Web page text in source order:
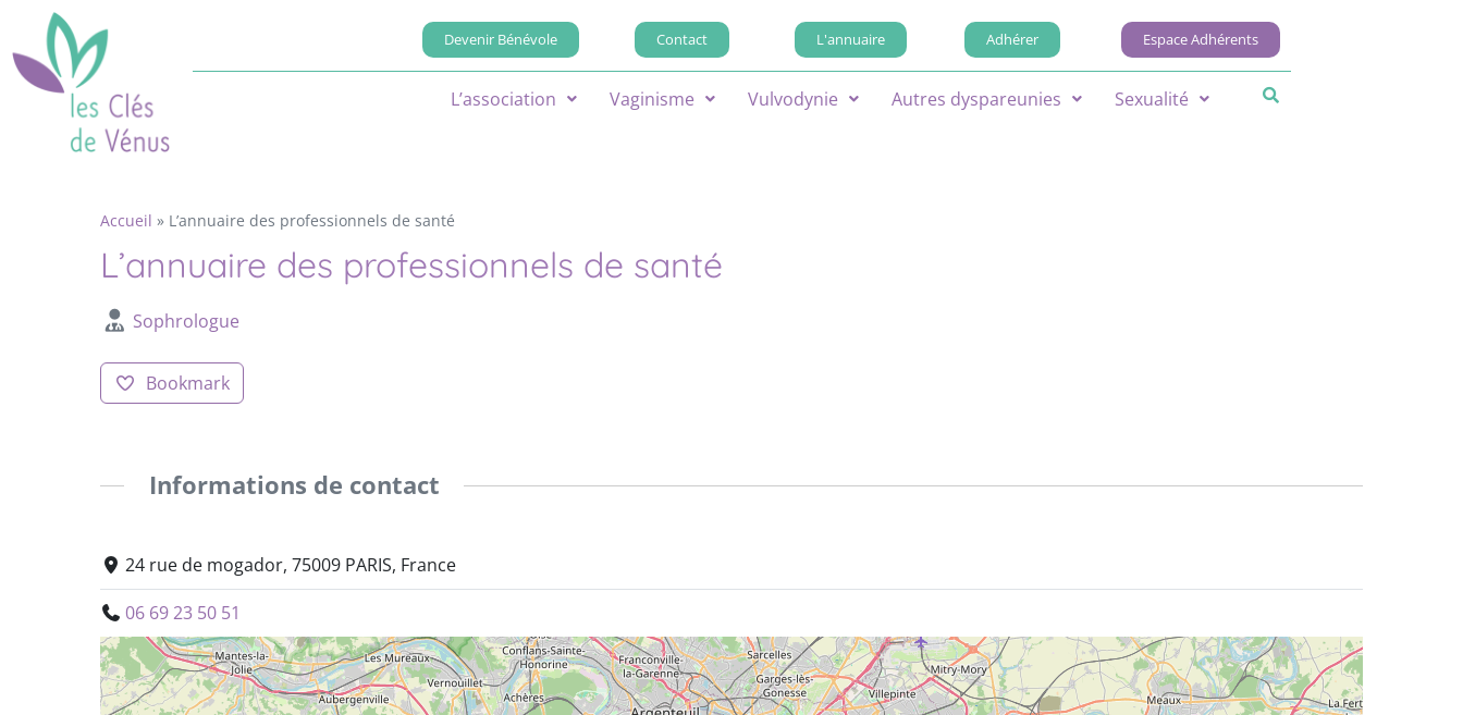
Devenir Bénévole Contact L'annuaire Adhérer Espace Adhérents
L’association Vaginisme Vulvodynie Autres dyspareunies Sexualité
Accueil » L’annuaire des professionnels de santé
L’annuaire des professionnels de santé
Sophrologue
Bookmark
Informations de contact
24 rue de mogador, 75009 PARIS, France
06 69 23 50 51